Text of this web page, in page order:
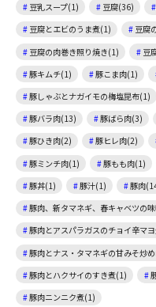
豆乳スープ(1)
豆腐(36)
豆腐とエビのうま煮(1)
豆腐
豆腐の肉巻き照り焼き(1)
豆
豚キムチ(1)
豚こま肉(1)
豚しゃぶとナガイモの梅塩昆布(1)
豚バラ肉(13)
豚ばら肉(3)
豚ひき肉(2)
豚ヒレ肉(2)
豚ミンチ肉(1)
豚もも肉(1)
豚丼(1)
豚汁(1)
豚肉
豚肉、新タマネギ、春キャベツの
豚肉とアスパラガスのチョイ辛マ
豚肉とナス・タマネギの甘みそ炒
豚肉とハクサイのすき煮(1)
豚肉ニンニク煮(1)